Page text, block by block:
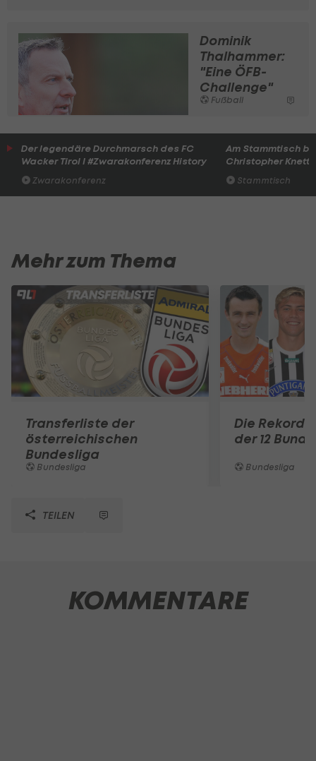
Dominik
Thalhammer:
"Eine ÖFB-
Challenge"
Fußball
Der legendäre Durchmarsch des FC
Wacker Tirol I #Zwarakonferenz History
Zwarakonferenz
Am Stammtisch
Christopher Knett
Stammtisch
Mehr zum Thema
Transferliste der
österreichischen
Bundesliga
Bundesliga
Die Rekord-
der 12
Bundesliga
TEILEN
KOMMENTARE